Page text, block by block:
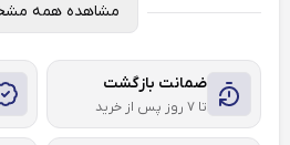
مشاهده همه
ضمانت بازگشت
تا ۷ روز پس از خرید